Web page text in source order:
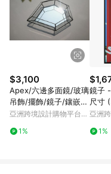
$3,100
Apex/六邊多面鏡/玻璃
吊飾/擺飾/鏡子/鑲嵌玻
璃
亞洲跨境設計購物平台
1%
鏡子
尺寸
m)
亞洲
1%